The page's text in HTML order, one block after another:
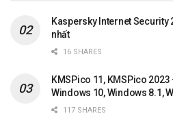
Kaspersky Internet Security
nhất
16 SHARES
KMSPico 11, KMSPico
Windows 10, Windows 8.1,
117 SHARES